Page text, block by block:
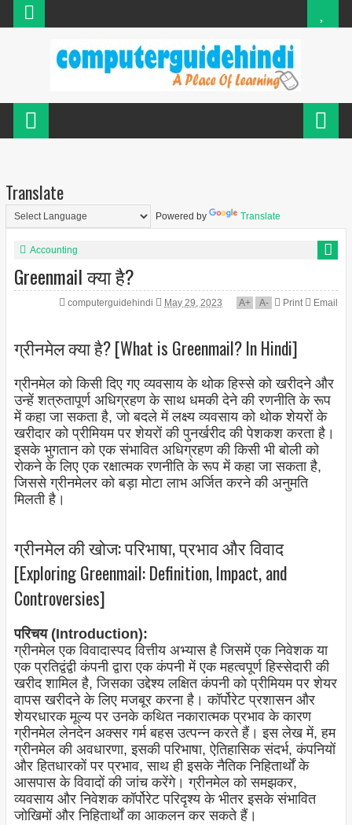
Translate
Powered by Translate
Accounting
Greenmail क्या है?
computerguidehindi May 29, 2023 A+ A- Print Email
ग्रीनमेल क्या है? [What is Greenmail? In Hindi]
ग्रीनमेल को किसी दिए गए व्यवसाय के थोक हिस्से को खरीदने और
उन्हें शत्रुतापूर्ण अधिग्रहण के साथ धमकी देने की रणनीति के रूप
में कहा जा सकता है, जो बदले में लक्ष्य व्यवसाय को थोक शेयरों के
खरीदार को प्रीमियम पर शेयरों की पुनर्खरीद की पेशकश करता है।
इसके भुगतान को एक संभावित अधिग्रहण की किसी भी बोली को
रोकने के लिए एक रक्षात्मक रणनीति के रूप में कहा जा सकता है,
जिससे ग्रीनमेलर को बड़ा मोटा लाभ अर्जित करने की अनुमति
मिलती है।
ग्रीनमेल की खोज: परिभाषा, प्रभाव और विवाद
[Exploring Greenmail: Definition, Impact, and
Controversies]
परिचय (Introduction):
ग्रीनमेल एक विवादास्पद वित्तीय अभ्यास है जिसमें एक निवेशक या
एक प्रतिद्वंद्वी कंपनी द्वारा एक कंपनी में एक महत्वपूर्ण हिस्सेदारी की
खरीद शामिल है, जिसका उद्देश्य लक्षित कंपनी को प्रीमियम पर शेयर
वापस खरीदने के लिए मजबूर करना है। कॉर्पोरेट प्रशासन और
शेयरधारक मूल्य पर उनके कथित नकारात्मक प्रभाव के कारण
ग्रीनमेल लेनदेन अक्सर गर्म बहस उत्पन्न करते हैं। इस लेख में, हम
ग्रीनमेल की अवधारणा, इसकी परिभाषा, ऐतिहासिक संदर्भ, कंपनियों
और हितधारकों पर प्रभाव, साथ ही इसके नैतिक निहितार्थों के
आसपास के विवादों की जांच करेंगे। ग्रीनमेल को समझकर,
व्यवसाय और निवेशक कॉर्पोरेट परिदृश्य के भीतर इसके संभावित
जोखिमों और निहितार्थों का आकलन कर सकते हैं।